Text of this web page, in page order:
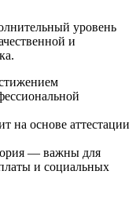
уровень
и
на основе аттестации
— важны для
и социальных